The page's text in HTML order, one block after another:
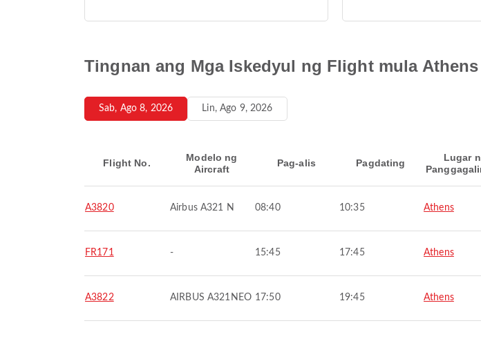
Tingnan ang Mga Iskedyul ng Flight mula
Sab, Ago 8, 2026 Lin, Ago 9, 2026
Flight No.
Modelo ng
Aircraft
Pag-alis Pagdating
Lugar
A3820 Airbus A321 N 08:40 10:35 Athens
FR171 - 15:45 17:45 Athens
A3822 AIRBUS A321NEO 17:50 19:45 Athens